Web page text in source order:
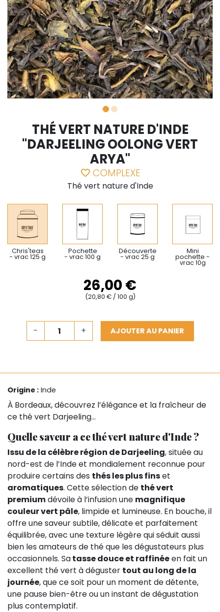
THÉ VERT NATURE D'INDE
"DARJEELING OOLONG VERT
ARYA"
favorite_border COMPLEXE
Thé vert nature d'Inde
Chris'teas
- vrac 125 g
Pochette
- vrac 100 g
Découverte
- vrac 25 g
Mini
pochette -
vrac 10g
26,00 €
(20,80 € / 100 g)
- + AJOUTER AU PANIER
Origine : Inde
À Bordeaux, découvrez l’élégance et la fraîcheur de
ce thé vert Darjeeling...
Quelle saveur a ce thé vert nature d'Inde ?
Issu de la célèbre région de Darjeeling, située au
nord-est de l’Inde et mondialement reconnue pour
produire certains des thés les plus finset
aromatiques. Cette sélection de thé vert
premiumdévoile à l’infusion une magnifique
couleur vert pâle, limpide et lumineuse. En bouche, il
offre une saveur subtile, délicate et parfaitement
équilibrée, avec une texture légère qui séduit aussi
bien les amateurs de thé que les dégustateurs plus
occasionnels. Satasse douce et raffinéeen fait un
excellent thé vert à déguster tout au long de la
journée, que ce soit pour un moment de détente,
une pause bien-être ou un instant de dégustation
plus contemplatif.